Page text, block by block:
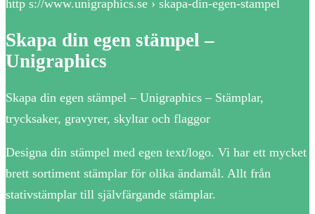
http s://www.unigraphics.se › skapa-din-egen-stampel
Skapa din egen stämpel –
Unigraphics
Skapa din egen stämpel – Unigraphics – Stämplar,
trycksaker, gravyrer, skyltar och flaggor
Designa din stämpel med egen text/logo. Vi har ett mycket
brett sortiment stämplar för olika ändamål. Allt från
stativstämplar till självfärgande stämplar.